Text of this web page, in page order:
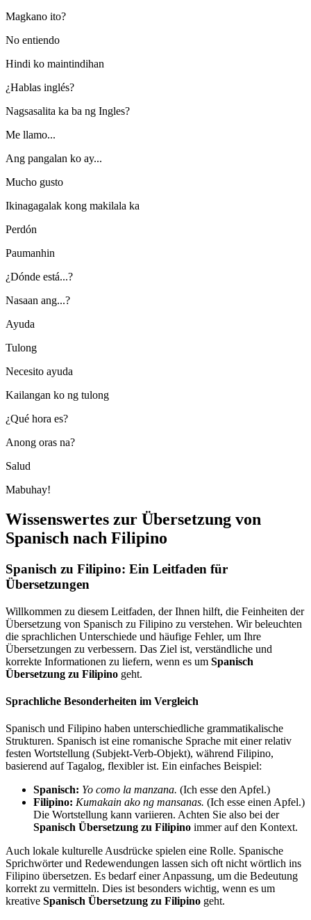
Magkano ito?
No entiendo
Hindi ko maintindihan
¿Hablas inglés?
Nagsasalita ka ba ng Ingles?
Me llamo...
Ang pangalan ko ay...
Mucho gusto
Ikinagagalak kong makilala ka
Perdón
Paumanhin
¿Dónde está...?
Nasaan ang...?
Ayuda
Tulong
Necesito ayuda
Kailangan ko ng tulong
¿Qué hora es?
Anong oras na?
Salud
Mabuhay!
Wissenswertes zur Übersetzung von
Spanisch nach Filipino
Spanisch zu Filipino: Ein Leitfaden für
Übersetzungen
Willkommen zu diesem Leitfaden, der Ihnen hilft, die Feinheiten der
Übersetzung von Spanisch zu Filipino zu verstehen. Wir beleuchten
die sprachlichen Unterschiede und häufige Fehler, um Ihre
Übersetzungen zu verbessern. Das Ziel ist, verständliche und
korrekte Informationen zu liefern, wenn es um Spanisch
Übersetzung zu Filipino geht.
Sprachliche Besonderheiten im Vergleich
Spanisch und Filipino haben unterschiedliche grammatikalische
Strukturen. Spanisch ist eine romanische Sprache mit einer relativ
festen Wortstellung (Subjekt-Verb-Objekt), während Filipino,
basierend auf Tagalog, flexibler ist. Ein einfaches Beispiel:
Spanisch: Yo como la manzana. (Ich esse den Apfel.)
Filipino: Kumakain ako ng mansanas. (Ich esse einen Apfel.)
Die Wortstellung kann variieren. Achten Sie also bei der
Spanisch Übersetzung zu Filipino immer auf den Kontext.
Auch lokale kulturelle Ausdrücke spielen eine Rolle. Spanische
Sprichwörter und Redewendungen lassen sich oft nicht wörtlich ins
Filipino übersetzen. Es bedarf einer Anpassung, um die Bedeutung
korrekt zu vermitteln. Dies ist besonders wichtig, wenn es um
kreative Spanisch Übersetzung zu Filipino geht.